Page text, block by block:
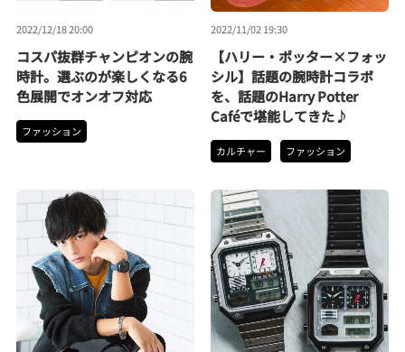
2022/12/18 20:00
コスパ抜群チャンピオンの腕
時計。選ぶのが楽しくなる6
色展開でオンオフ対応
ファッション
2022/11/02 19:30
【ハリー・ポッター×フォッ
シル】話題の腕時計コラボ
を、話題のHarry Potter
Caféで堪能してきた♪
カルチャー ファッション